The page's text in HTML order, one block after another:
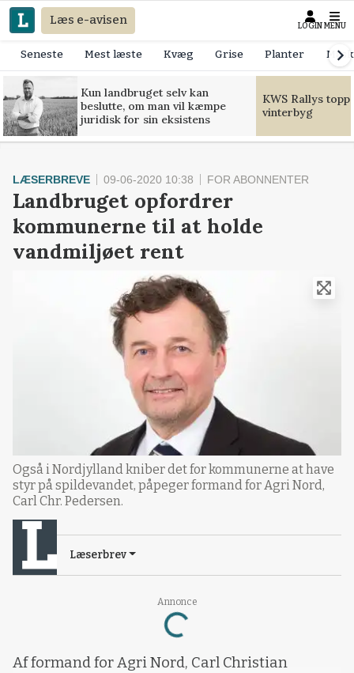
Læs e-avisen LOGIN MENU
Seneste Mest læste Kvæg Grise Planter
Kun landbruget selv kan
beslutte, om man vil kæmpe
juridisk for sin eksistens
KWS Rallys
vinterbyg
Annonce
Loading...
LÆSERBREVE 09-06-2020 10:38 FOR ABONNENTER
Landbruget opfordrer
kommunerne til at holde
vandmiljøet rent
Også i Nordjylland kniber det for kommunerne at have
styr på spildevandet, påpeger formand for Agri Nord,
Carl Chr. Pedersen.
Læserbrev
Af formand for Agri Nord, Carl Christian